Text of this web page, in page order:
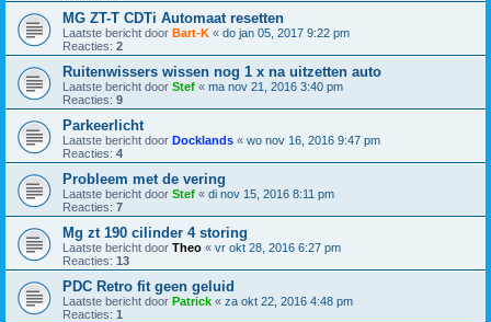
MG ZT-T CDTi Automaat resetten
Laatste bericht door Bart-K « do jan 05, 2017 9:22 pm
Reacties: 2
Ruitenwissers wissen nog 1 x na uitzetten auto
Laatste bericht door Stef « ma nov 21, 2016 3:40 pm
Reacties: 9
Parkeerlicht
Laatste bericht door Docklands « wo nov 16, 2016 9:47 pm
Reacties: 4
Probleem met de vering
Laatste bericht door Stef « di nov 15, 2016 8:11 pm
Reacties: 7
Mg zt 190 cilinder 4 storing
Laatste bericht door Theo « vr okt 28, 2016 6:27 pm
Reacties: 13
PDC Retro fit geen geluid
Laatste bericht door Patrick « za okt 22, 2016 4:48 pm
Reacties: 1